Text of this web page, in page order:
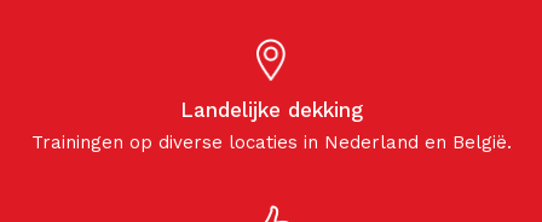
Landelijke dekking
Trainingen op diverse locaties in Nederland en België.